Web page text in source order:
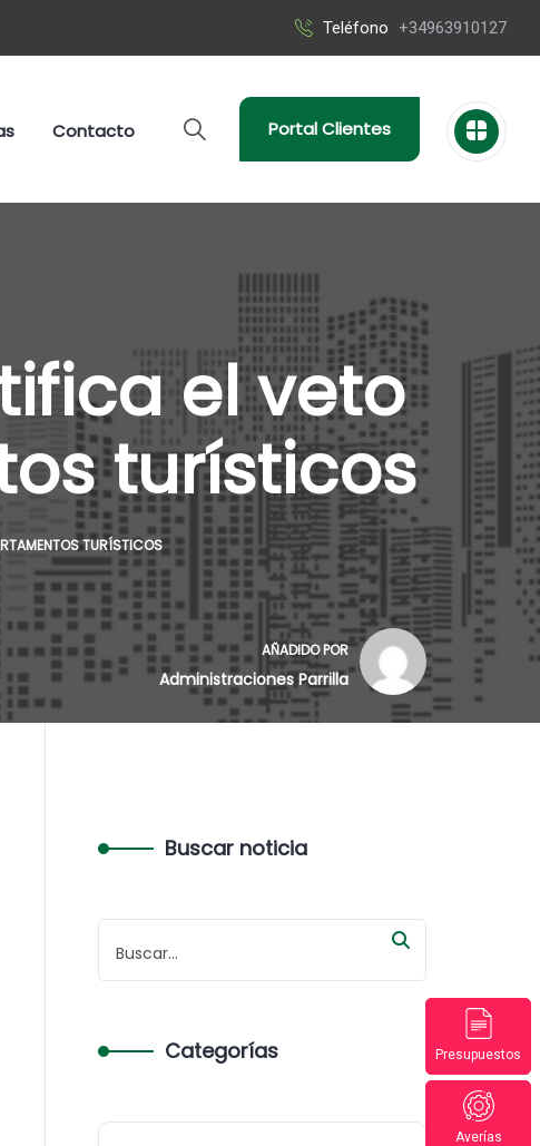
Presupuestos
Averías
Teléfono +34963910127
Contacto Portal Clientes
el veto
turísticos
TURÍSTICOS
AÑADIDO POR
Administraciones Parrilla
Buscar noticia
Categorías